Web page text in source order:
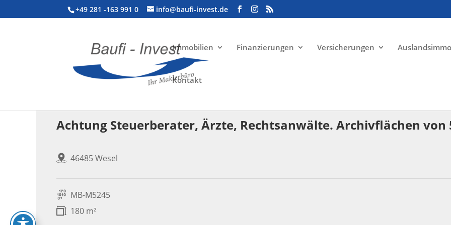
+49 281 -163 991 0 info@baufi-invest.de
Immobilien Finanzierungen Versicherungen
Kontakt
Achtung Steuerberater, Ärzte, Rechtsanwälte. Archivflächen von
46485 Wesel
MB-M5245
180 m²